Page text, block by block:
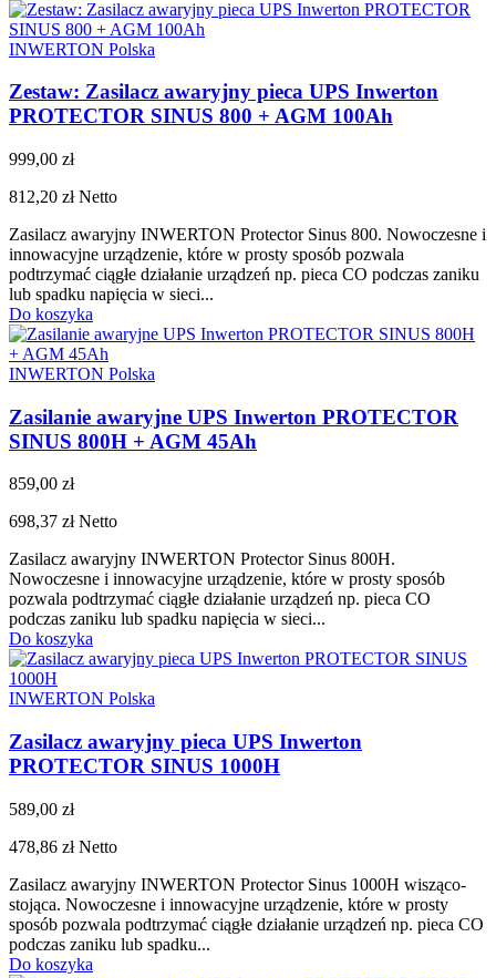
INWERTON Polska
Zestaw: Zasilacz awaryjny pieca UPS Inwerton
PROTECTOR SINUS 800 + AGM 100Ah
999,00 zł
812,20 złNetto
Zasilacz awaryjny INWERTON Protector Sinus 800. Nowoczesne i
innowacyjne urządzenie, które w prosty sposób pozwala
podtrzymać ciągłe działanie urządzeń np. pieca CO podczas zaniku
lub spadku napięcia w sieci...
Do koszyka
INWERTON Polska
Zasilanie awaryjne UPS Inwerton PROTECTOR
SINUS 800H + AGM 45Ah
859,00 zł
698,37 złNetto
Zasilacz awaryjny INWERTON Protector Sinus 800H.
Nowoczesne i innowacyjne urządzenie, które w prosty sposób
pozwala podtrzymać ciągłe działanie urządzeń np. pieca CO
podczas zaniku lub spadku napięcia w sieci...
Do koszyka
INWERTON Polska
Zasilacz awaryjny pieca UPS Inwerton
PROTECTOR SINUS 1000H
589,00 zł
478,86 złNetto
Zasilacz awaryjny INWERTON Protector Sinus 1000H wisząco-
stojąca. Nowoczesne i innowacyjne urządzenie, które w prosty
sposób pozwala podtrzymać ciągłe działanie urządzeń np. pieca CO
podczas zaniku lub spadku...
Do koszyka